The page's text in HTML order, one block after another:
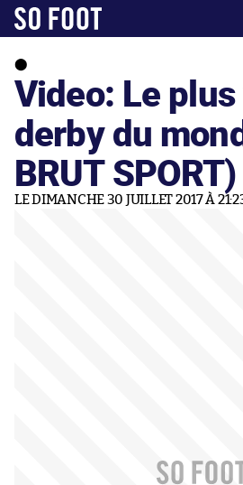
Video: Le
derby du
BRUT SPORT)
LE DIMANCHE 30 JUILLET 2017 À